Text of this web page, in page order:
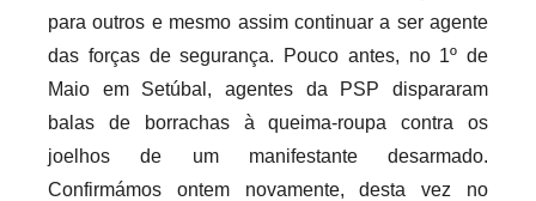
v
e
i
s
para outros e mesmo assim continuar a ser agente
das forças de segurança. Pouco antes, no 1º de
Maio em Setúbal, agentes da PSP dispararam
balas de borrachas à queima-roupa contra os
joelhos de um manifestante desarmado.
Confirmámos ontem novamente, desta vez no